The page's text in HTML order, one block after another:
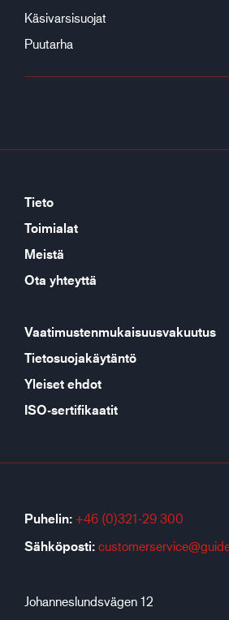
Käsivarsisuojat
Puutarha
Tieto
Toimialat
Meistä
Ota yhteyttä
Vaatimustenmukaisuusvakuutus
Tietosuojakäytäntö
Yleiset ehdot
ISO-sertifikaatit
Puhelin: +46 (0)321-29 300
Sähköposti:
Johanneslundsvägen 12